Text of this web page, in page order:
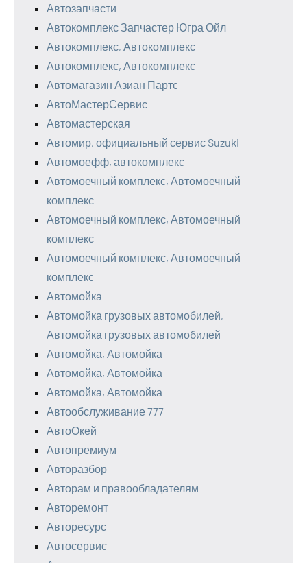
Автозапчасти
Автокомплекс Запчастер Югра Ойл
Автокомплекс, Автокомплекс
Автокомплекс, Автокомплекс
Автомагазин Азиан Партс
АвтоМастерСервис
Автомастерская
Автомир, официальный сервис Suzuki
Автомоефф, автокомплекс
Автомоечный комплекс, Автомоечный
комплекс
Автомоечный комплекс, Автомоечный
комплекс
Автомоечный комплекс, Автомоечный
комплекс
Автомойка
Автомойка грузовых автомобилей,
Автомойка грузовых автомобилей
Автомойка, Автомойка
Автомойка, Автомойка
Автомойка, Автомойка
Автообслуживание 777
АвтоОкей
Автопремиум
Авторазбор
Авторам и правообладателям
Авторемонт
Авторесурс
Автосервис